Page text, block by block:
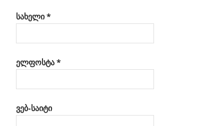
სახელი*
ელფოსტა*
ვებ-საიტი